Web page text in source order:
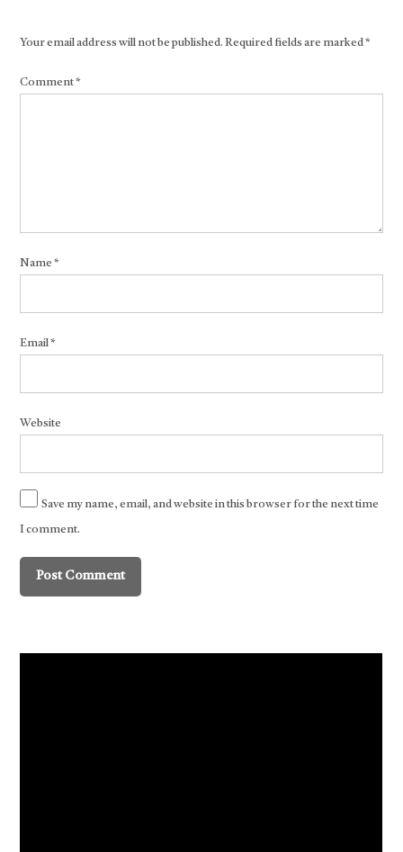
Your email address will not be published. Required fields are marked*
Comment*
Name*
Email*
Website
Save my name, email, and website in this browser for the next time
I comment.